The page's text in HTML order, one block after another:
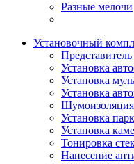
Разные мелочи
Установочный
Установка
Установка
Установка
Установка
Установка
Тонировка
Нанесение